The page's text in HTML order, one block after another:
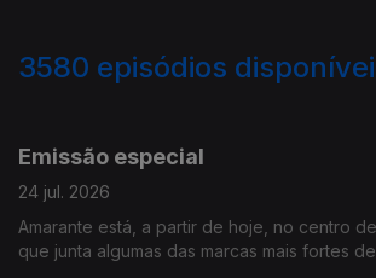
3580 episódios
Emissão especial
24 jul. 2026
Amarante está, a partir de hoje, no centro
que junta algumas das marcas mais fortes